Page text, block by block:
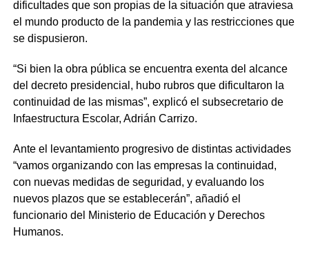
dificultades que son propias de la situación que atraviesa
el mundo producto de la pandemia y las restricciones que
se dispusieron.
“Si bien la obra pública se encuentra exenta del alcance
del decreto presidencial, hubo rubros que dificultaron la
continuidad de las mismas”, explicó el subsecretario de
Infaestructura Escolar, Adrián Carrizo.
Ante el levantamiento progresivo de distintas actividades
“vamos organizando con las empresas la continuidad,
con nuevas medidas de seguridad, y evaluando los
nuevos plazos que se establecerán”, añadió el
funcionario del Ministerio de Educación y Derechos
Humanos.